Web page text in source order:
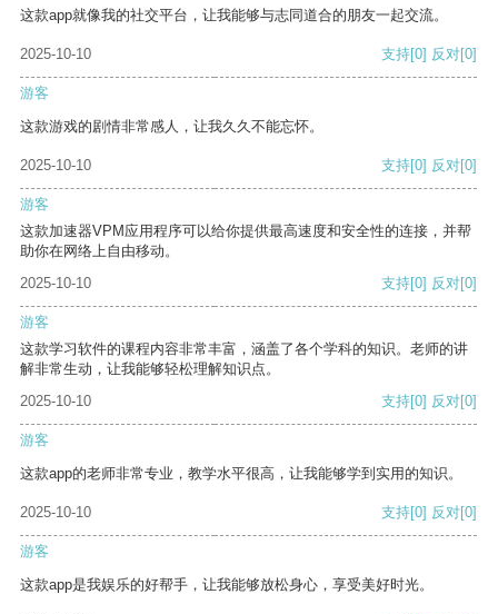
这款app就像我的社交平台，让我能够与志同道合的朋友一起交流。
2025-10-10 支持[0] 反对[0]
游客
这款游戏的剧情非常感人，让我久久不能忘怀。
2025-10-10 支持[0] 反对[0]
游客
这款加速器VPM应用程序可以给你提供最高速度和安全性的连接，并帮
助你在网络上自由移动。
2025-10-10
支持[0] 反对[0]
游客
这款学习软件的课程内容非常丰富，涵盖了各个学科的知识。老师的讲
解非常生动，让我能够轻松理解知识点。
2025-10-10
支持[0] 反对[0]
游客
这款app的老师非常专业，教学水平很高，让我能够学到实用的知识。
2025-10-10 支持[0] 反对[0]
游客
这款app是我娱乐的好帮手，让我能够放松身心，享受美好时光。